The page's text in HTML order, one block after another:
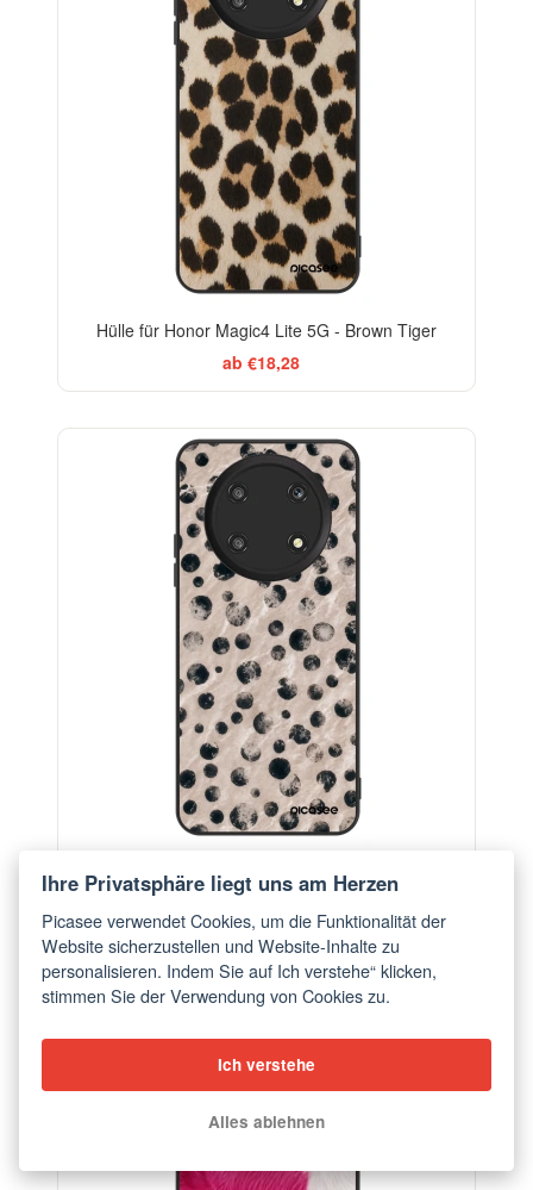
Hülle für Honor Magic4 Lite 5G - Brown Tiger
ab €18,28
Hülle für Honor Magic4 Lite 5G - Inked
ab €18,28
Ihre Privatsphäre liegt uns am Herzen
Picasee verwendet Cookies, um die Funktionalität der
Website sicherzustellen und Website-Inhalte zu
personalisieren. Indem Sie auf Ich verstehe“ klicken,
stimmen Sie der Verwendung von Cookies zu.
Ich verstehe
Alles ablehnen